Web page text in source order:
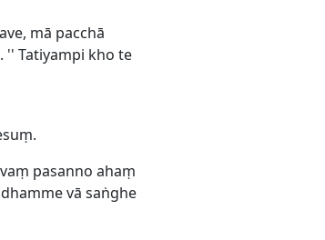
mā pacchā
Tatiyampi kho te
pasanno ahaṃ
vā saṅghe